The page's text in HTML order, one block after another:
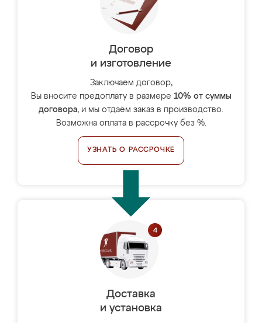
Договор
и изготовление
Заключаем договор,
Вы вносите предоплату в размере 10% от суммы
договора, и мы отдаём заказ в производство.
Возможна оплата в рассрочку без %.
УЗНАТЬ О РАССРОЧКЕ
Доставка
и установка